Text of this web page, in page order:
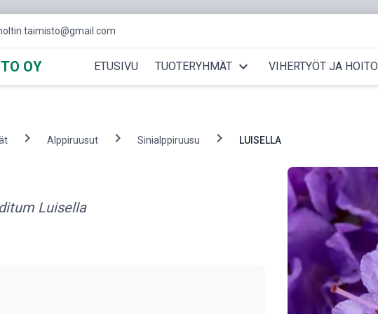
OY ETUSIVU TUOTERYHMÄT expand_more VIHERTYÖT JA HOITO
chevron_right Alppiruusut chevron_right Sinialppiruusu chevron_right LUISELLA
Luisella